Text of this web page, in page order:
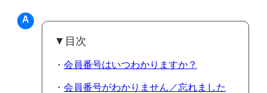
▼目次
・ 会員番号はいつわかりますか？
・ 会員番号がわかりません／忘れました